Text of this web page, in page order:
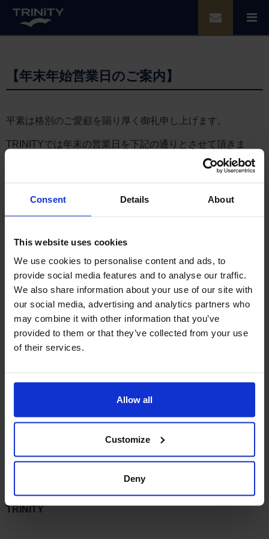
Consent Details About
This website uses cookies
We use cookies to personalise content and ads, to
provide social media features and to analyse our traffic.
We also share information about your use of our site with
our social media, advertising and analytics partners who
may combine it with other information that you’ve
provided to them or that they’ve collected from your use
of their services.
Allow all
Customize
Deny
【年末年始営業日のご案内】
平素は格別のご愛顧を賜り厚く御礼申し上げます。
TRINITYでは年末の営業日を下記の通りとさせて頂きま
12月29日は17:00頃（タイ時間）をもちまして業務
すが何卒ご了承くださいますようお願い申し上げます。
も変わらぬお引き立てのほどよろしくお願い申し上げま
年末年始休業期間
2023年12月30日(土) ～ 2024年1月3日(水)
新年は 2024年1月4日(木)より営業開始 となります。
また、休業期間中にいただきました新規お問い合わせ等に
だきます。
年末年始休業期間中は何かとご迷惑をおかけいたします
が、何卒ご了承のほど、お願い申し上げます。
※Lineからご連絡いただきましたお問合せ等に関しまして
はすぐの対応が可能となりますので、ぜひLineにてお友達
TRINITY